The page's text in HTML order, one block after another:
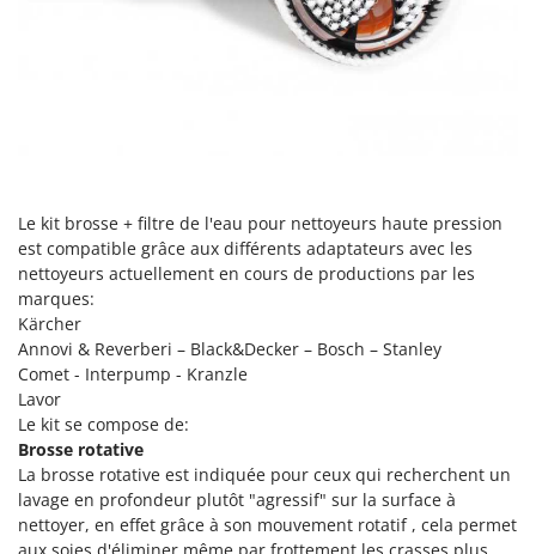
Désherbeurs thermiques et mécaniques
Effeuilleuses pour olives
Égreneuses à maïs
Électropompes pour la maison et le jardin
Éleveuses artificielles pour poussins
Enfouisseurs de pierres
Épareuses pour tracteur
Épépineuses
Équipements de protection des voies respiratoires
Campagnola
Campingaz
Castelgarden
Castellari
Ceccato Olindo
Classe
Clementi
Cofra
Le kit brosse + filtre de l'eau pour nettoyeurs haute pression
est compatible grâce aux différents adaptateurs avec les
nettoyeurs actuellement en cours de productions par les
marques:
Kärcher
Annovi & Reverberi – Black&Decker – Bosch – Stanley
Comet - Interpump - Kranzle
Lavor
Le kit se compose de:
Brosse rotative
La brosse rotative est indiquée pour ceux qui recherchent un
lavage en profondeur plutôt "agressif" sur la surface à
nettoyer, en effet grâce à son mouvement rotatif , cela permet